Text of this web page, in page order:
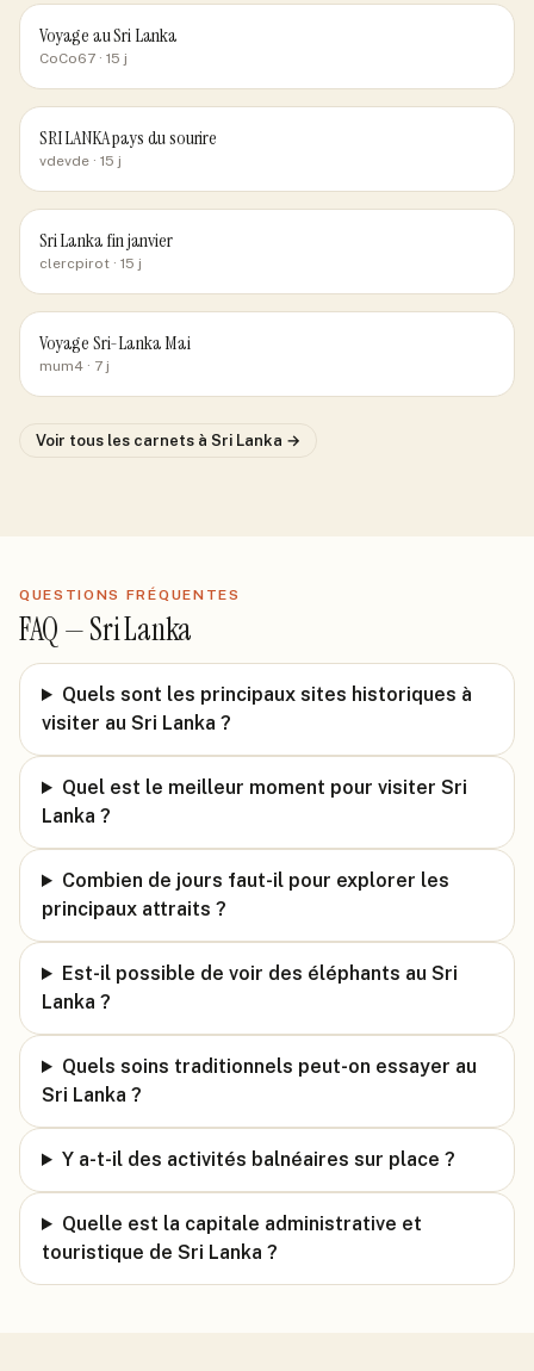
Voyage au Sri Lanka
CoCo67 · 15 j
SRI LANKA pays du sourire
vdevde · 15 j
Sri Lanka fin janvier
clercpirot · 15 j
Voyage Sri-Lanka Mai
mum4 · 7 j
Voir tous les carnets à Sri Lanka →
QUESTIONS FRÉQUENTES
FAQ —Sri Lanka
Quels sont les principaux sites historiques à
visiter au Sri Lanka ?
Quel est le meilleur moment pour visiter Sri
Lanka ?
Combien de jours faut-il pour explorer les
principaux attraits ?
Est-il possible de voir des éléphants au Sri
Lanka ?
Quels soins traditionnels peut-on essayer au
Sri Lanka ?
Y a-t-il des activités balnéaires sur place ?
Quelle est la capitale administrative et
touristique de Sri Lanka ?